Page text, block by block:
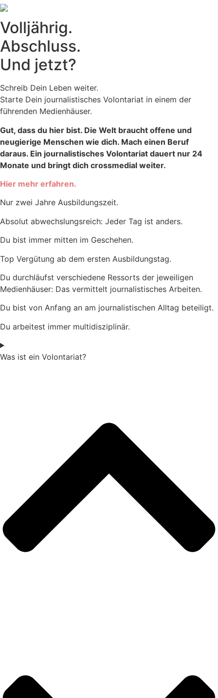
Volljährig.
Abschluss.
Und jetzt?
Schreib Dein Leben weiter.
Starte Dein journalistisches Volontariat in einem der
führenden Medienhäuser.
Gut, dass du hier bist. Die Welt braucht offene und
neugierige Menschen wie dich. Mach einen Beruf
daraus. Ein journalistisches Volontariat dauert nur 24
Monate und bringt dich crossmedial weiter.
Hier mehr erfahren.
Nur zwei Jahre Ausbildungs­zeit.
Absolut abwechs­lungs­reich: Jeder Tag ist anders.
Du bist immer mitten im Geschehen.
Top Vergütung ab dem ersten Ausbildungs­tag.
Du durchläufst verschiedene Ressorts der jeweiligen
Medienhäuser: Das vermittelt journalistisches Arbeiten.
Du bist von Anfang an am journalistischen Alltag beteiligt.
Du arbeitest immer multidisziplinär.
Was ist ein Volontariat?